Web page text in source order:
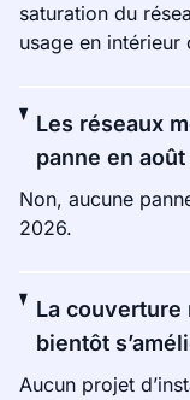
saturation du
usage en
Les réseaux
panne en
Non, aucune
2026.
La
bientôt
Aucun projet